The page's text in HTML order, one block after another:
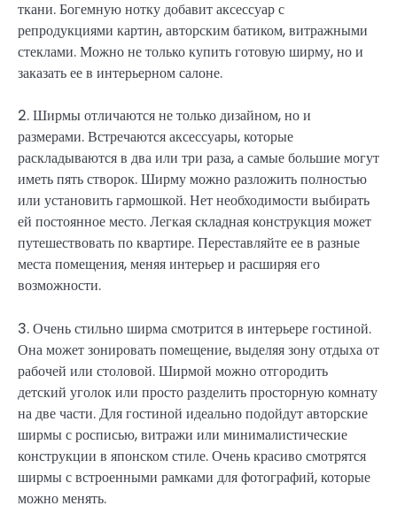
ткани. Богемную нотку добавит аксессуар с
репродукциями картин, авторским батиком, витражными
стеклами. Можно не только купить готовую ширму, но и
заказать ее в интерьерном салоне.
2. Ширмы отличаются не только дизайном, но и
размерами. Встречаются аксессуары, которые
раскладываются в два или три раза, а самые большие могут
иметь пять створок. Ширму можно разложить полностью
или установить гармошкой. Нет необходимости выбирать
ей постоянное место. Легкая складная конструкция может
путешествовать по квартире. Переставляйте ее в разные
места помещения, меняя интерьер и расширяя его
возможности.
3. Очень стильно ширма смотрится в интерьере гостиной.
Она может зонировать помещение, выделяя зону отдыха от
рабочей или столовой. Ширмой можно отгородить
детский уголок или просто разделить просторную комнату
на две части. Для гостиной идеально подойдут авторские
ширмы с росписью, витражи или минималистические
конструкции в японском стиле. Очень красиво смотрятся
ширмы с встроенными рамками для фотографий, которые
можно менять.